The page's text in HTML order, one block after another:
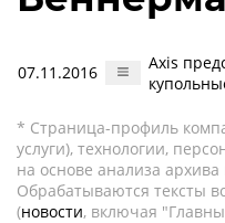
07.11.2016
Axis
* Страница-профиль
услуги), технологии,
на основе анализа
Обрабатываются тексты
(новости, включая